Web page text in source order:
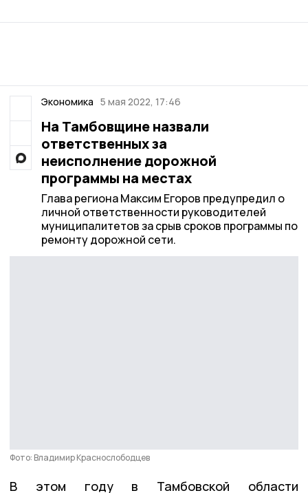
Экономика 5 мая 2022, 17:46
На Тамбовщине назвали
ответственных за
неисполнение дорожной
программы на местах
Глава региона Максим Егоров предупредил о
личной ответственности руководителей
муниципалитетов за срыв сроков программы по
ремонту дорожной сети.
Фото: Владимир Краснослободцев
В этом году в Тамбовской области